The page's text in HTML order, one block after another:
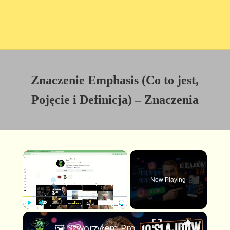
Znaczenie Emphasis (Co to jest,
Pojęcie i Definicja) – Znaczenia
×
U
n u
Now Playing
×